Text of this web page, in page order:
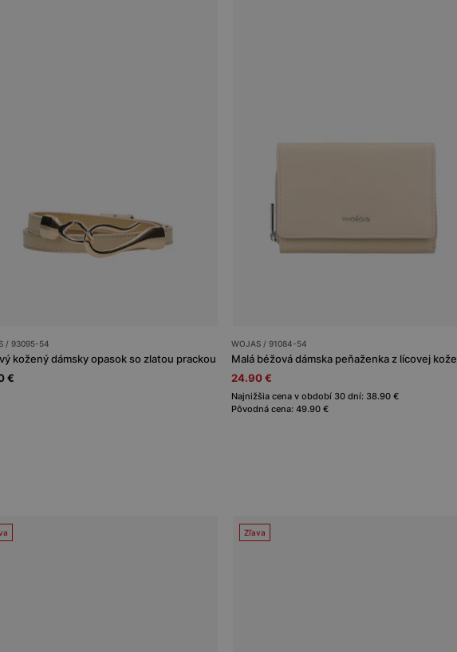
/ 93095-54
kožený dámsky opasok so zlatou prackou
€
WOJAS / 91084-54
Malá béžová dámska peňaženka z lícovej kože
24.90 €
Najnižšia cena v období 30 dní: 38.90 €
Pôvodná cena: 49.90 €
Zľava